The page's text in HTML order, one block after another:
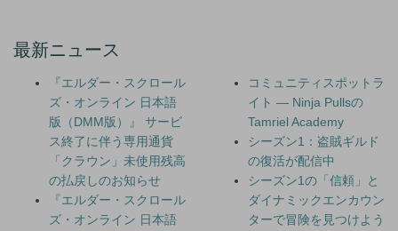
最新ニュース
『エルダー・スクロール
ズ・オンライン 日本語
版（DMM版）』 サービ
ス終了に伴う専用通貨
「クラウン」未使用残高
の払戻しのお知らせ
『エルダー・スクロール
ズ・オンライン 日本語
コミュニティスポットラ
イト — Ninja Pullsの
Tamriel Academy
シーズン1：盗賊ギルド
の復活が配信中
シーズン1の「信頼」と
ダイナミックエンカウン
ターで冒険を見つけよう